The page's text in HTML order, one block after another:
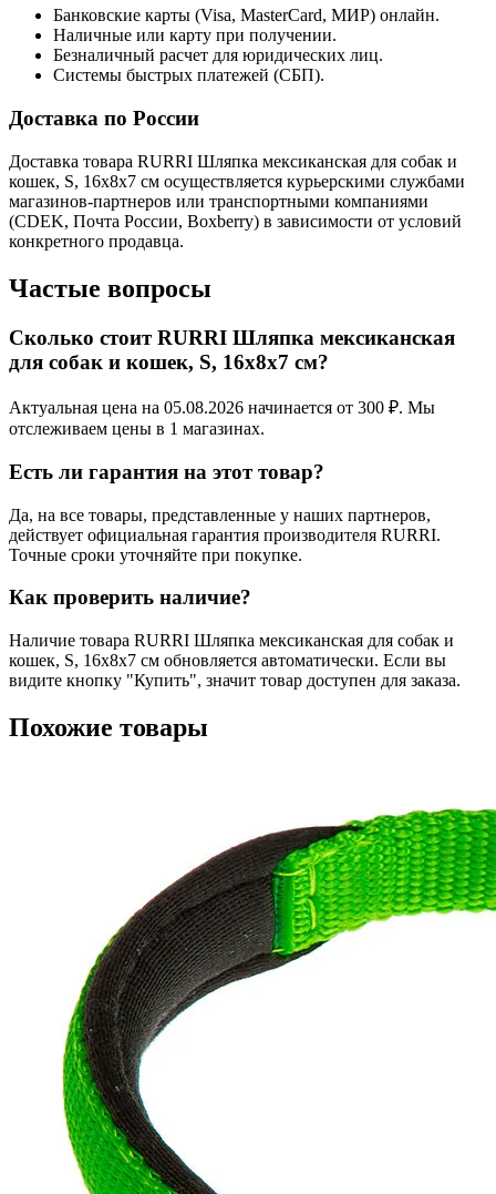
Банковские карты (Visa, MasterCard, МИР) онлайн.
Наличные или карту при получении.
Безналичный расчет для юридических лиц.
Системы быстрых платежей (СБП).
Доставка по России
Доставка товара RURRI Шляпка мексиканская для собак и
кошек, S, 16х8х7 см осуществляется курьерскими службами
магазинов-партнеров или транспортными компаниями
(CDEK, Почта России, Boxberry) в зависимости от условий
конкретного продавца.
Частые вопросы
Сколько стоит RURRI Шляпка мексиканская
для собак и кошек, S, 16х8х7 см?
Актуальная цена на 05.08.2026 начинается от 300 ₽. Мы
отслеживаем цены в 1 магазинах.
Есть ли гарантия на этот товар?
Да, на все товары, представленные у наших партнеров,
действует официальная гарантия производителя RURRI.
Точные сроки уточняйте при покупке.
Как проверить наличие?
Наличие товара RURRI Шляпка мексиканская для собак и
кошек, S, 16х8х7 см обновляется автоматически. Если вы
видите кнопку "Купить", значит товар доступен для заказа.
Похожие товары